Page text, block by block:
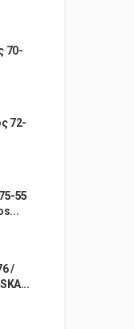
70-
72-
55
/